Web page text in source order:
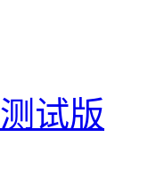
试版